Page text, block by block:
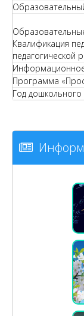
Квалификация
педагогической
Программа
Год